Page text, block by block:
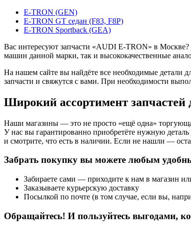
E-TRON (GEN)
E-TRON GT седан (F83, F8P)
E-TRON Sportback (GEA)
Вас интересуют запчасти «AUDI E-TRON» в Москве?
машин данной марки, так и высококачественные
На нашем сайте вы найдёте все необходимые
запчасти и свяжутся с вами. При необходимости
Широкий ассортимент запчастей
Наши магазины — это не просто «ещё одна»
У нас вы гарантированно приобретёте нужную
и смотрите, что есть в наличии. Если не нашли —
Забрать покупку вы можете любым
Забираете сами — приходите к нам в магазин
Заказываете курьерскую доставку
Посылкой по почте (в том случае, если вы,
Обращайтесь! И пользуйтесь выгодами,